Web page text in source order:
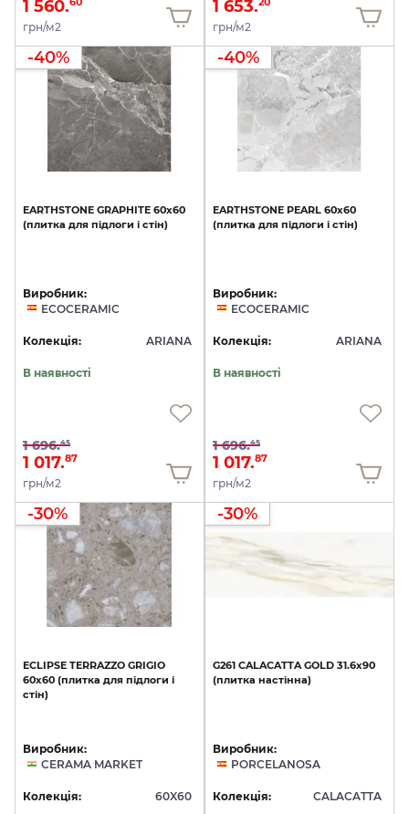
1 560.60
грн/м2
1 653.20
грн/м2
-40%
EARTHSTONE GRAPHITE 60x60
(плитка для підлоги і стін)
Виробник:
ECOCERAMIC
Колекція: ARIANA
В наявності
1 696.45
1 017.87
грн/м2
-40%
EARTHSTONE PEARL 60x60
(плитка для підлоги і стін)
Виробник:
ECOCERAMIC
Колекція: ARIANA
В наявності
1 696.45
1 017.87
грн/м2
-30%
ECLIPSE TERRAZZO GRIGIO
60x60 (плитка для підлоги і
стін)
Виробник:
CERAMA MARKET
Колекція: 60X60
-30%
G261 CALACATTA GOLD 31.6x90
(плитка настінна)
Виробник:
PORCELANOSA
Колекція: CALACATTA